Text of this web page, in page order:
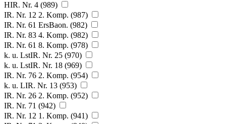
HIR. Nr. 4 (989)
IR. Nr. 12 2. Komp. (987)
IR. Nr. 61 ErsBaon. (982)
IR. Nr. 83 4. Komp. (982)
IR. Nr. 61 8. Komp. (978)
k. u. LstIR. Nr. 25 (970)
k. u. LstIR. Nr. 18 (969)
IR. Nr. 76 2. Komp. (954)
k. u. LIR. Nr. 13 (953)
IR. Nr. 26 2. Komp. (952)
IR. Nr. 71 (942)
IR. Nr. 12 1. Komp. (941)